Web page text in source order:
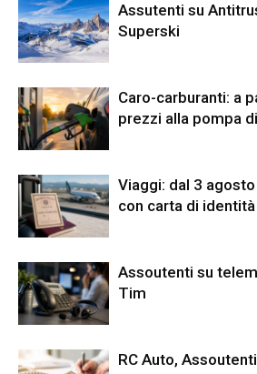
Assutenti su
Superski
Caro-carburanti: a
prezzi alla pompa
Viaggi: dal 3
con carta di
Assoutenti su
Tim
RC Auto,